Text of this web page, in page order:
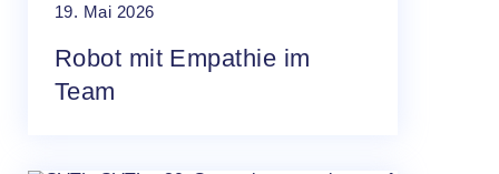
19. Mai 2026
Robot mit Empathie im
Team